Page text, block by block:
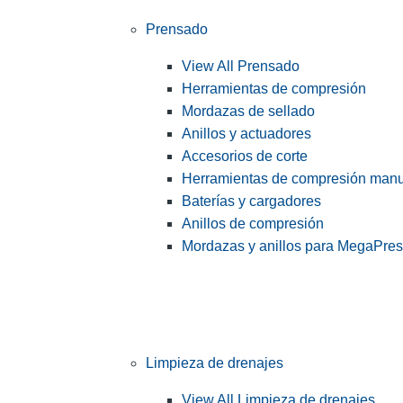
Prensado
View All Prensado
Herramientas de compresión
Mordazas de sellado
Anillos y actuadores
Accesorios de corte
Herramientas de compresión
Baterías y cargadores
Anillos de compresión
Mordazas y anillos para
Limpieza de drenajes
View All Limpieza de drenajes